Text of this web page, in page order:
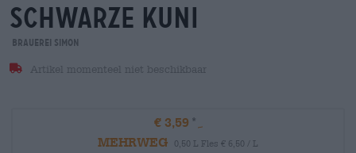
schwarze kuni
Brauerei Simon
Artikel momenteel niet beschikbaar
€ 3,59
MEHRWEG
0,50 L Fles € 6,50 / L